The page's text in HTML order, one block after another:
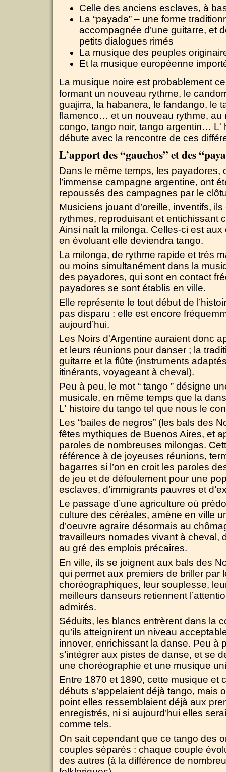
Celle des anciens esclaves, à
La “payada” – une forme
accompagnée d’une guitarre, et
petits dialogues rimés
La musique des peuples
Et la musique européenne
La musique noire est probablement
formant un nouveau rythme, le
guajirra, la habanera, le fandango, le
flamenco… et un nouveau rythme, au
congo, tango noir, tango argentin… L'
débute avec la rencontre de ces
L’apport des “gauchos” et des
Dans le même temps, les payadores,
l’immense campagne argentine, ont
repoussés des campagnes par le
Musiciens jouant d’oreille, inventifs,
rythmes, reproduisant et entichissant
Ainsi naît la milonga. Celles-ci est
en évoluant elle deviendra tango.
La milonga, de rythme rapide et très
ou moins simultanément dans la
des payadores, qui sont en contact
payadores se sont établis en ville.
Elle représente le tout début de
pas disparu : elle est encore
aujourd’hui.
Les Noirs d'Argentine auraient donc
et leurs réunions pour danser ; la
guitarre et la flûte (instruments
itinérants, voyageant à cheval).
Peu à peu, le mot “ tango ” désigne
musicale, en même temps que la
L' histoire du tango tel que nous le
Les “bailes de negros” (les bals des
fêtes mythiques de Buenos Aires, et
paroles de nombreuses milongas.
référence à de joyeuses réunions,
bagarres si l’on en croit les paroles
de jeu et de défoulement pour une
esclaves, d’immigrants pauvres et
Le passage d’une agriculture où
culture des céréales, amène en ville
d’oeuvre agraire désormais au
travailleurs nomades vivant à cheval,
au gré des emplois précaires.
En ville, ils se joignent aux bals des
qui permet aux premiers de briller par
choréographiques, leur souplesse,
meilleurs danseurs retiennent
admirés.
Séduits, les blancs entrèrent dans la
qu’ils atteignirent un niveau
innover, enrichissant la danse. Peu à
s’intégrer aux pistes de danse, et se
une choréographie et une musique
Entre 1870 et 1890, cette musique et
débuts s’appelaient déjà tango, mais
point elles ressemblaient déjà aux
enregistrés, ni si aujourd’hui elles
comme tels.
On sait cependant que ce tango des
couples séparés : chaque couple
des autres (à la différence de